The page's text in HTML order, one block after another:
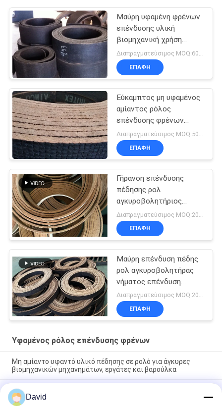
Μαύρη υφαμένη φρένων
επένδυσης υλική
βιομηχανική χρήση
γερανών ορείχαλκου
ενισχυμένη καλώδιο
ΕΠΑΦΉ
Εύκαμπτος μη υφαμένος
αμίαντος ρόλος
επένδυσης φρένων
τρακτέρ
ΕΠΑΦΉ
Γήρανση επένδυσης
πέδησης ρολ
αγκυροβολητήριος
κουμπί επένδυση
πέδησης τρυπημένο
υφασμένο επένδυση
ΕΠΑΦΉ
Μαύρη επένδυση πέδης
ρολ αγκυροβολητήρας
νήματος επένδυση
πέδης μαύρο χρώμα
υφασμένη επένδυση
πέδης
Διαπραγματεύσιμος MOQ:20 ρόλοι
ΕΠΑΦΉ
Υφαμένος ρόλος επένδυσης φρένων
Μη αμίαντο υφαντό υλικό πέδησης σε ρολό για άγκυρες
βιομηχανικών μηχανημάτων, εργάτες και βαρούλκα
Αμίαντου Ελεύθερο Υφαντό Υλικό Επένδυσης Φρένων σε
Ρολό για Τρακτέρ, Γερανούς, Ανυψωτικά Μηχανήματα και
Ανελκυστήρες σε Εργοστάσια Ζάχαρης
David